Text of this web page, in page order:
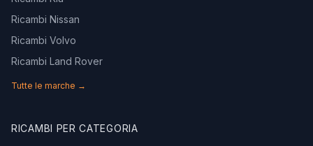
Ricambi Nissan
Ricambi Volvo
Ricambi Land Rover
Tutte le marche →
RICAMBI PER CATEGORIA